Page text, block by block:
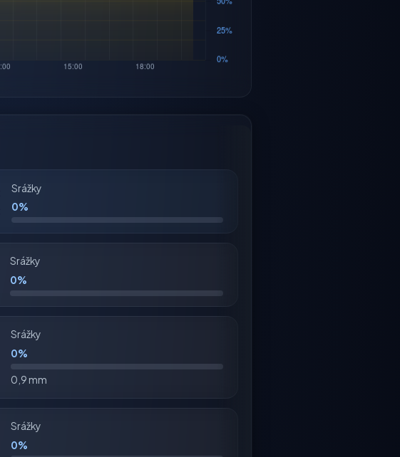
Srážky
0%
Srážky
0%
Srážky
0%
0,9 mm
Srážky
0%